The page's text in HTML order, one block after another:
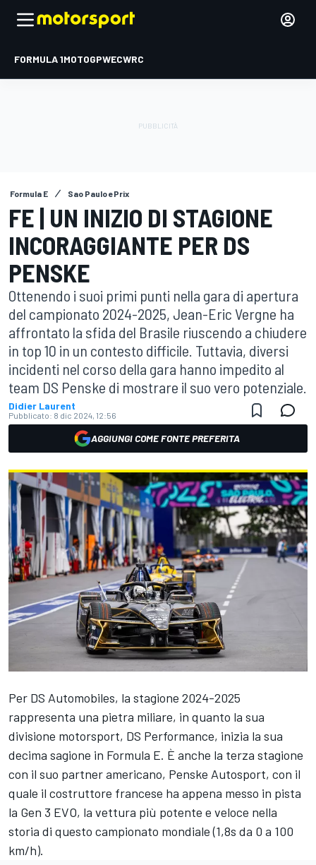
FORMULA 1MOTOGPWECWRC
Formula E Sao Paulo ePrix
FE | UN INIZIO DI STAGIONE
INCORAGGIANTE PER DS
PENSKE
Ottenendo i suoi primi punti nella gara di apertura
del campionato 2024-2025, Jean-Eric Vergne ha
affrontato la sfida del Brasile riuscendo a chiudere
in top 10 in un contesto difficile. Tuttavia, diversi
incidenti nel corso della gara hanno impedito al
team DS Penske di mostrare il suo vero potenziale.
Didier Laurent
Pubblicato: 8 dic 2024, 12:56
AGGIUNGI COME FONTE PREFERITA
Per DS Automobiles, la stagione 2024-2025
rappresenta una pietra miliare, in quanto la sua
divisione motorsport, DS Performance, inizia la sua
decima sagione in Formula E. È anche la terza stagione
con il suo partner americano, Penske Autosport, con il
quale il costruttore francese ha appena messo in pista
la Gen 3 EVO, la vettura più potente e veloce nella
storia di questo campionato mondiale (1,8s da 0 a 100
km/h).